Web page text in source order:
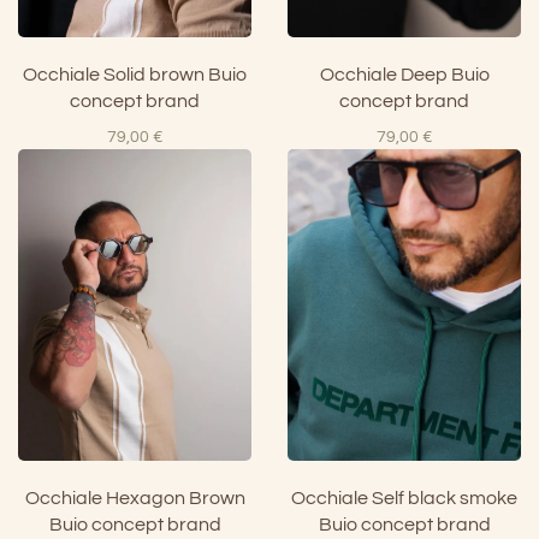
Occhiale Solid brown Buio
concept brand
79,00 €
Occhiale Deep Buio
concept brand
79,00 €
Occhiale Hexagon Brown
Buio concept brand
Occhiale Self black smoke
Buio concept brand